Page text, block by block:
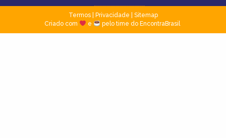
Termos| Privacidade
Sitemap
Criado com
e pelo time do EncontraBrasil